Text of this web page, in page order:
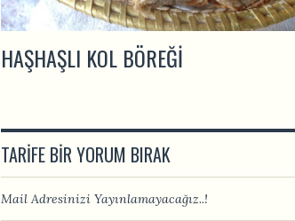
HAŞHAŞLI KOL BÖREĞI
TARIFE BIR YORUM BIRAK
Mail Adresinizi Yayınlamayacağız..!